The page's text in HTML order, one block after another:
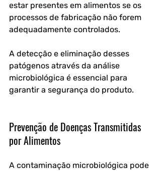
estar presentes em alimentos se os
processos de fabricação não forem
adequadamente controlados.
A detecção e eliminação desses
patógenos através da análise
microbiológica é essencial para
garantir a segurança do produto.
Prevenção de Doenças Transmitidas
por Alimentos
A contaminação microbiológica pode